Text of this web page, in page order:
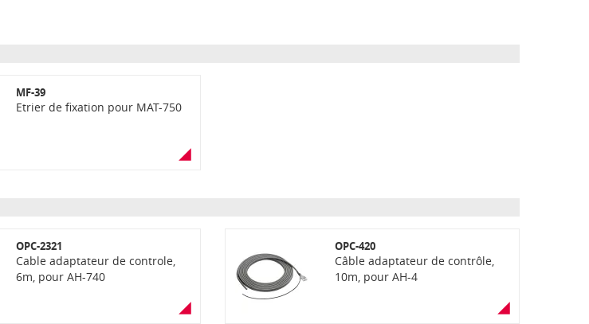
MF-39
Etrier de fixation pour MAT-750
OPC-2321
Cable adaptateur de controle,
6m, pour AH-740
OPC-420
Câble adaptateur de contrôle,
10m, pour AH-4